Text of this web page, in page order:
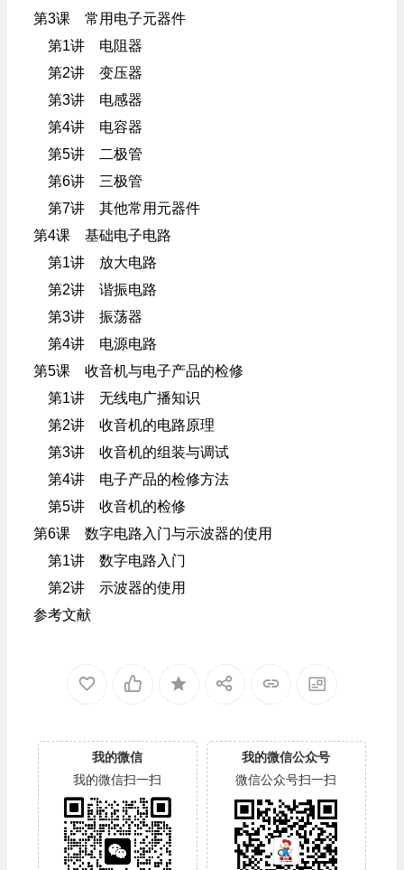
第3课 常用电子元器件
第1讲 电阻器
第2讲 变压器
第3讲 电感器
第4讲 电容器
第5讲 二极管
第6讲 三极管
第7讲 其他常用元器件
第4课 基础电子电路
第1讲 放大电路
第2讲 谐振电路
第3讲 振荡器
第4讲 电源电路
第5课 收音机与电子产品的检修
第1讲 无线电广播知识
第2讲 收音机的电路原理
第3讲 收音机的组装与调试
第4讲 电子产品的检修方法
第5讲 收音机的检修
第6课 数字电路入门与示波器的使用
第1讲 数字电路入门
第2讲 示波器的使用
参考文献
我的微信
我的微信扫一扫
我的微信公众号
微信公众号扫一扫